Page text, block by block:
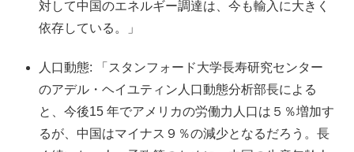
対して中国のエネルギー調達は、今も輸入に大きく
依存している。」
人口動態: 「スタンフォード大学長寿研究センター
のアデル・ヘイユティン人口動態分析部長による
と、今後15 年でアメリカの労働力人口は５％増加す
るが、中国はマイナス９％の減少となるだろう。長